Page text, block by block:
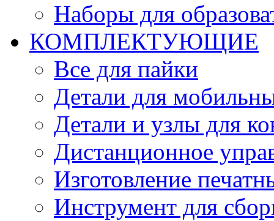
Наборы для
КОМПЛЕКТУЮЩИЕ
Все для пайки
Детали для
Детали и узлы для
Дистанционное
Изготовление
Инструмент для